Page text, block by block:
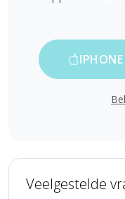
IPHONE
Veelgestelde